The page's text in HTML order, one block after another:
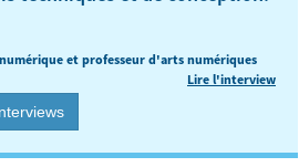
Artiste numérique et professeur d'arts numériques
Lire l'interview